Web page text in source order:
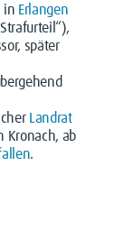
in Erlangen
später
Landrat
Kronach, ab
.